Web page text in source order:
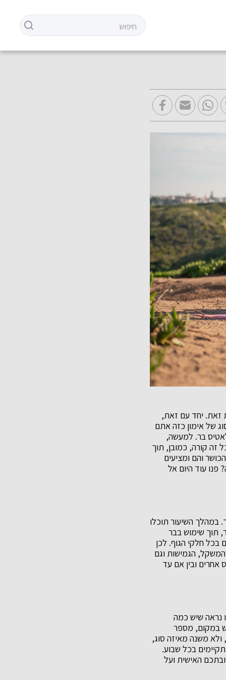
זאת. יחד עם זאת,
של אימון כזה אתם
בר. למעשה,
זה קורה, כמובן, תוך
והם ומציעים
פנו עוד היום אל
במהלך השיעור תוכלו
תוך שימוש בבר
בכל חלקי הגוף. לכן
המשקל, הגמישות וגם
אחרים ובין אם עד
נראה שיש כמה
במקום, מספר
משנה מאיזה סוג,
בכל שבוע.
האישית ועל